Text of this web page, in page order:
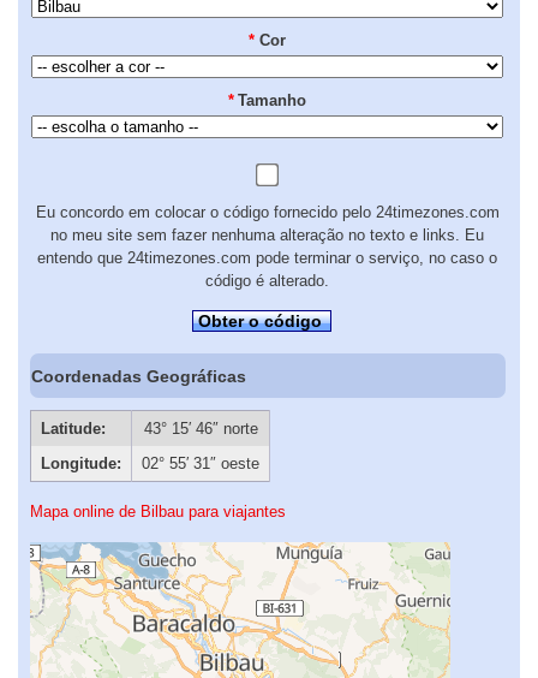
* Cor
* Tamanho
Eu concordo em colocar o código fornecido pelo 24timezones.com
no meu site sem fazer nenhuma alteração no texto e links. Eu
entendo que 24timezones.com pode terminar o serviço, no caso o
código é alterado.
Obter o código
Coordenadas Geográficas
Latitude:
43° 15′ 46″ norte
Longitude:
02° 55′ 31″ oeste
Mapa online de Bilbau para viajantes